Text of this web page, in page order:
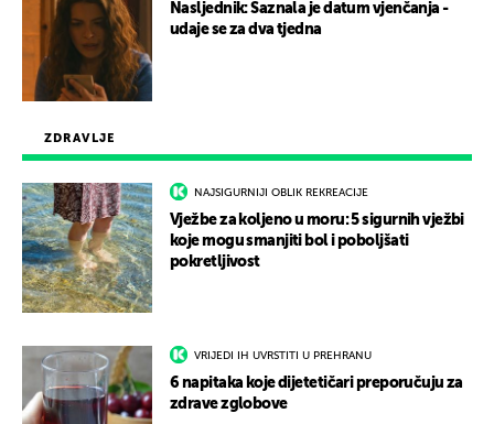
ZDRAVLJE
NAJSIGURNIJI OBLIK REKREACIJE
Vježbe za koljeno u moru: 5 sigurnih vježbi
koje mogu smanjiti bol i poboljšati
pokretljivost
VRIJEDI IH UVRSTITI U PREHRANU
6 napitaka koje dijetetičari preporučuju za
zdrave zglobove
Nasljednik: Saznala je datum vjenčanja -
udaje se za dva tjedna